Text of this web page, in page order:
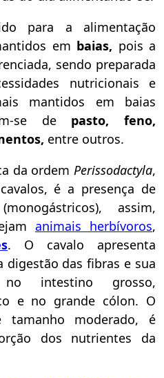
para a alimentação
em baias, pois a
sendo preparada
nutricionais e
mantidos em baias
se de pasto, feno,
entre outros.
da ordem Perissodactyla,
é a presença de
assim,
animais herbívoros,
. O cavalo apresenta
digestão das fibras e sua
no intestino
grosso,
e no grande cólon. O
tamanho moderado, é
dos nutrientes da